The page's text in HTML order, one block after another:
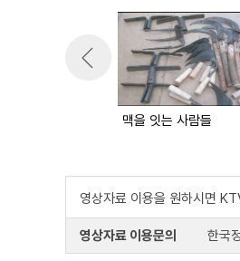
맥을 잇는 사람들
영상자료 이용을 원하시면
영상자료 이용문의 한국